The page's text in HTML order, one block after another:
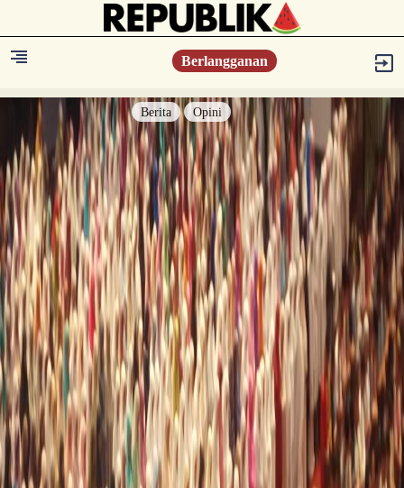
Berlangganan
Berita Opini
Berita
Islam Digest
Hikmah
Opini
Konsultasi Syariah
Resonansi
Sejarah
Lensa